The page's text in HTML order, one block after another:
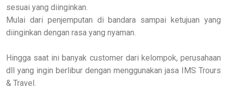
sesuai yang diinginkan.
Mulai dari penjemputan di bandara sampai ketujuan yang
diinginkan dengan rasa yang nyaman.
Hingga saat ini banyak customer dari kelompok, perusahaan
dll yang ingin berlibur dengan menggunakan jasa IMS Trours
& Travel.